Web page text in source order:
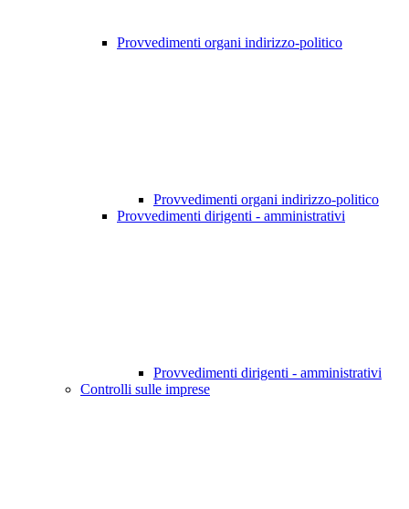
Provvedimenti organi indirizzo-politico
Provvedimenti organi indirizzo-politico
Provvedimenti dirigenti - amministrativi
Provvedimenti dirigenti - amministrativi
Controlli sulle imprese